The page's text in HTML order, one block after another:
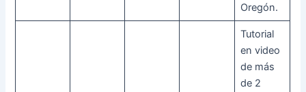
Oregón.
Tutorial
en video
de más
de 2